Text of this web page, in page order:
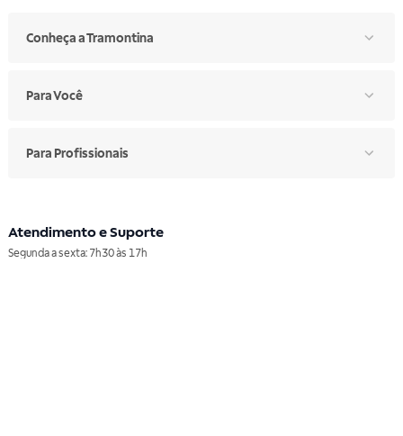
Conheça a Tramontina
Para Você
Para Profissionais
Atendimento e Suporte
Segunda a sexta: 7h30 às 17h